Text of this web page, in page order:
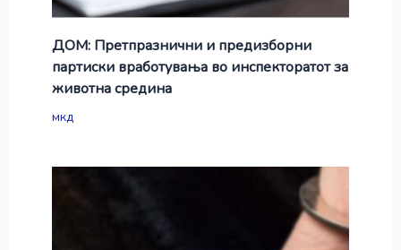
ДОМ: Претпразнични и предизборни
партиски вработувања во инспекторатот за
животна средина
мкд